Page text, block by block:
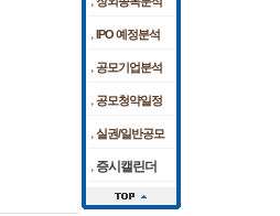
IPO 예정분석
공모기업분석
공모청약일정
실권/일반공모
증시캘린더